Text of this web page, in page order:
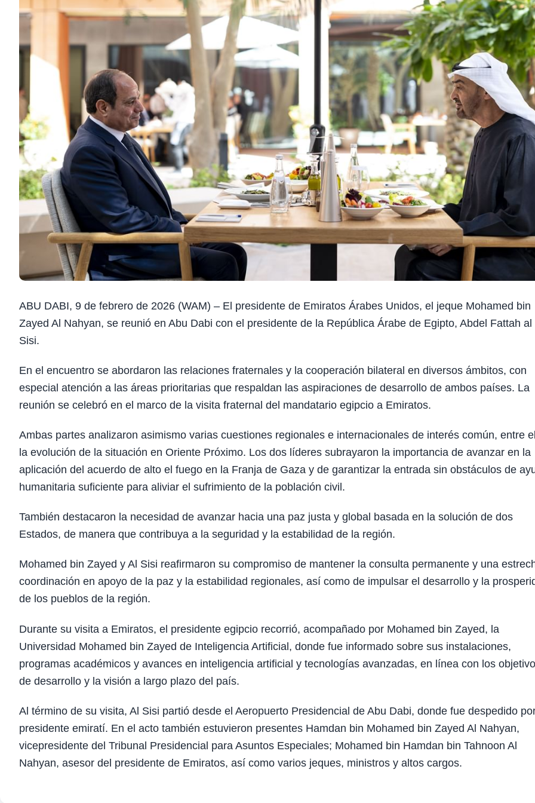
ABU DABI, 9 de febrero de 2026 (WAM) – El presidente de Emiratos Árabes Unidos, el jeque Mohamed bin
Zayed Al Nahyan, se reunió en Abu Dabi con el presidente de la República Árabe de Egipto, Abdel Fattah al
Sisi.
En el encuentro se abordaron las relaciones fraternales y la cooperación bilateral en diversos ámbitos, con
especial atención a las áreas prioritarias que respaldan las aspiraciones de desarrollo de ambos países. La
reunión se celebró en el marco de la visita fraternal del mandatario egipcio a Emiratos.
Ambas partes analizaron asimismo varias cuestiones regionales e internacionales de interés común, entre
la evolución de la situación en Oriente Próximo. Los dos líderes subrayaron la importancia de avanzar en la
aplicación del acuerdo de alto el fuego en la Franja de Gaza y de garantizar la entrada sin obstáculos de
humanitaria suficiente para aliviar el sufrimiento de la población civil.
También destacaron la necesidad de avanzar hacia una paz justa y global basada en la solución de dos
Estados, de manera que contribuya a la seguridad y la estabilidad de la región.
Mohamed bin Zayed y Al Sisi reafirmaron su compromiso de mantener la consulta permanente y una
coordinación en apoyo de la paz y la estabilidad regionales, así como de impulsar el desarrollo y la
de los pueblos de la región.
Durante su visita a Emiratos, el presidente egipcio recorrió, acompañado por Mohamed bin Zayed, la
Universidad Mohamed bin Zayed de Inteligencia Artificial, donde fue informado sobre sus instalaciones,
programas académicos y avances en inteligencia artificial y tecnologías avanzadas, en línea con los
de desarrollo y la visión a largo plazo del país.
Al término de su visita, Al Sisi partió desde el Aeropuerto Presidencial de Abu Dabi, donde fue despedido
presidente emiratí. En el acto también estuvieron presentes Hamdan bin Mohamed bin Zayed Al Nahyan,
vicepresidente del Tribunal Presidencial para Asuntos Especiales; Mohamed bin Hamdan bin Tahnoon Al
Nahyan, asesor del presidente de Emiratos, así como varios jeques, ministros y altos cargos.